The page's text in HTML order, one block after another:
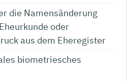
die Namensänderung
oder
aus dem Eheregister
biometriesches